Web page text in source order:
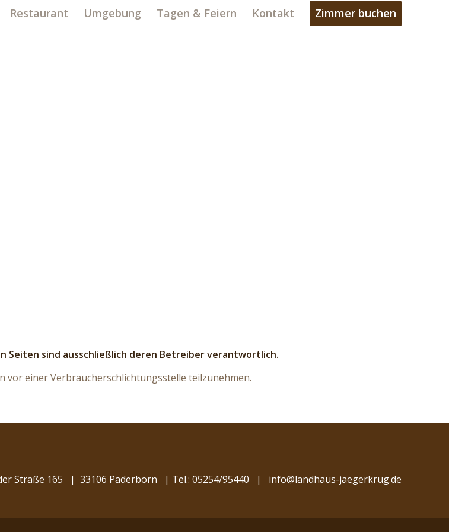
Restaurant Umgebung Tagen & Feiern Kontakt Zimmer buchen
sind ausschließlich deren Betreiber verantwortlich.
einer Verbraucherschlichtungsstelle teilzunehmen.
Straße 165 | 33106 Paderborn | Tel.: 05254/95440 | info@landhaus-jaegerkrug.de